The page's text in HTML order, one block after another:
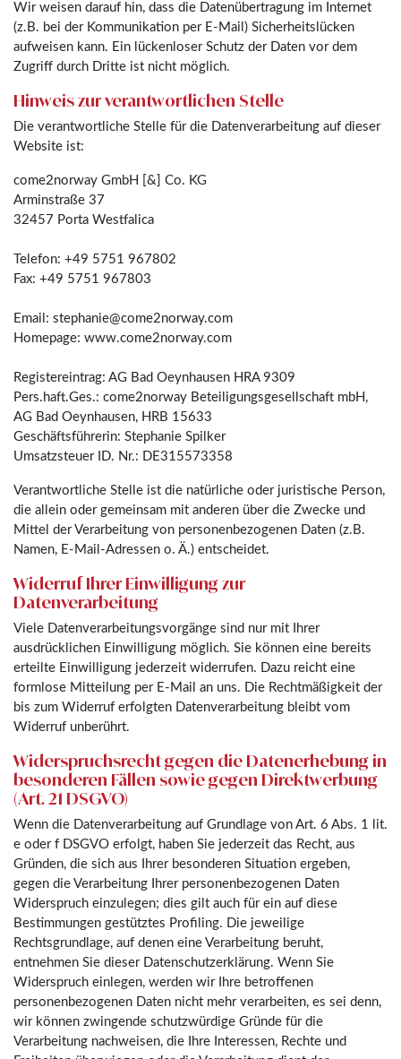
Wir weisen darauf hin, dass die Datenübertragung im Internet
(z.B. bei der Kommunikation per E-Mail) Sicherheitslücken
aufweisen kann. Ein lückenloser Schutz der Daten vor dem
Zugriff durch Dritte ist nicht möglich.
Hinweis zur verantwortlichen Stelle
Die verantwortliche Stelle für die Datenverarbeitung auf dieser
Website ist:
come2norway GmbH [&] Co. KG
Arminstraße 37
32457 Porta Westfalica
Telefon: +49 5751 967802
Fax: +49 5751 967803
Email: stephanie@come2norway.com
Homepage: www.come2norway.com
Registereintrag: AG Bad Oeynhausen HRA 9309
Pers.haft.Ges.: come2norway Beteiligungsgesellschaft mbH,
AG Bad Oeynhausen, HRB 15633
Geschäftsführerin: Stephanie Spilker
Umsatzsteuer ID. Nr.: DE315573358
Verantwortliche Stelle ist die natürliche oder juristische Person,
die allein oder gemeinsam mit anderen über die Zwecke und
Mittel der Verarbeitung von personenbezogenen Daten (z.B.
Namen, E-Mail-Adressen o. Ä.) entscheidet.
Widerruf Ihrer Einwilligung zur
Datenverarbeitung
Viele Datenverarbeitungsvorgänge sind nur mit Ihrer
ausdrücklichen Einwilligung möglich. Sie können eine bereits
erteilte Einwilligung jederzeit widerrufen. Dazu reicht eine
formlose Mitteilung per E-Mail an uns. Die Rechtmäßigkeit der
bis zum Widerruf erfolgten Datenverarbeitung bleibt vom
Widerruf unberührt.
Widerspruchsrecht gegen die Datenerhebung in
besonderen Fällen sowie gegen Direktwerbung
(Art. 21 DSGVO)
Wenn die Datenverarbeitung auf Grundlage von Art. 6 Abs. 1 lit.
e oder f DSGVO erfolgt, haben Sie jederzeit das Recht, aus
Gründen, die sich aus Ihrer besonderen Situation ergeben,
gegen die Verarbeitung Ihrer personenbezogenen Daten
Widerspruch einzulegen; dies gilt auch für ein auf diese
Bestimmungen gestütztes Profiling. Die jeweilige
Rechtsgrundlage, auf denen eine Verarbeitung beruht,
entnehmen Sie dieser Datenschutzerklärung. Wenn Sie
Widerspruch einlegen, werden wir Ihre betroffenen
personenbezogenen Daten nicht mehr verarbeiten, es sei denn,
wir können zwingende schutzwürdige Gründe für die
Verarbeitung nachweisen, die Ihre Interessen, Rechte und